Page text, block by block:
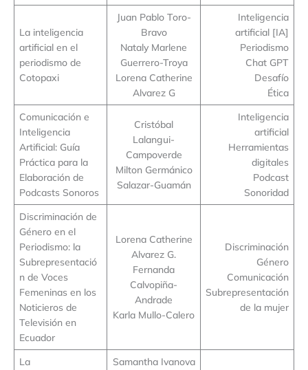
La inteligencia
artificial en el
periodismo de
Cotopaxi
Juan Pablo Toro-
Bravo
Nataly Marlene
Guerrero-Troya
Lorena Catherine
Alvarez G
Inteligencia
artificial [IA]
Periodismo
Chat GPT
Desafío
Ética
Comunicación e
Inteligencia
Artificial: Guía
Práctica para la
Elaboración de
Podcasts Sonoros
Cristóbal
Lalangui-
Campoverde
Milton Germánico
Salazar-Guamán
Inteligencia
artificial
Herramientas
digitales
Podcast
Sonoridad
Discriminación de
Género en el
Periodismo: la
Subrepresentació
n de Voces
Femeninas en los
Noticieros de
Televisión en
Ecuador
Lorena Catherine
Alvarez G.
Fernanda
Calvopiña-
Andrade
Karla Mullo-Calero
Discriminación
Género
Comunicación
Subrepresentación
de la mujer
La
Samantha Ivanova